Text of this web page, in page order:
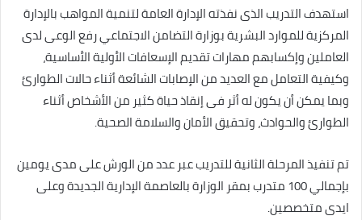
استهدف التدريب الذى نفذته الإدارة العامة لتنمية المواهب بالإدارة
المركزية للموارد البشرية بوزارة التضامن الاجتماعي رفع الوعى لدى
العاملين وإكسابهم مهارات تقديم الإسعافات الأولية الأساسية،
وكيفية التعامل مع العديد من الإصابات الشائعة أثناء حالات الطوارئ
وبما يمكن أن يكون له أثر فى إنقاذ حياة كثير من الأشخاص أثناء
الطوارئ والحوادث، وتحقيق الأمان والسلامة الصحية.
تم تنفيذ المرحلة الثانية للتدريب عبر عدد من الورش على مدى يومين
بإجمالي 100 متدرب بمقر الوزارة بالعاصمة الإدارية الجديدة وعلى
ايدى متخصصين.